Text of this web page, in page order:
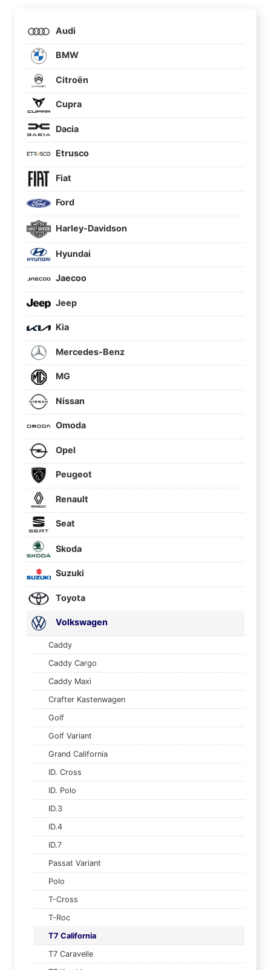
Audi
BMW
Citroën
Cupra
Dacia
Etrusco
Fiat
Ford
Harley-Davidson
Hyundai
Jaecoo
Jeep
Kia
Mercedes-Benz
MG
Nissan
Omoda
Opel
Peugeot
Renault
Seat
Skoda
Suzuki
Toyota
Volkswagen
Caddy
Caddy Cargo
Caddy Maxi
Crafter Kastenwagen
Golf
Golf Variant
Grand California
ID. Cross
ID. Polo
ID.3
ID.4
ID.7
Passat Variant
Polo
T-Cross
T-Roc
T7 California
T7 Caravelle